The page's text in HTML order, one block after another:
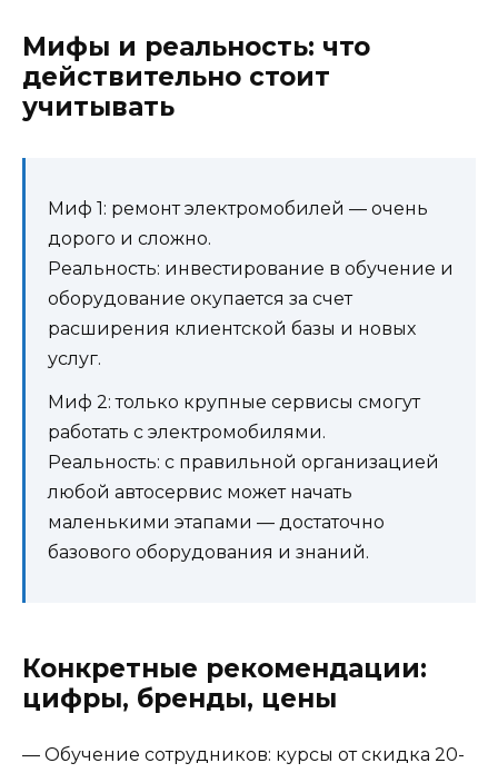
Мифы и реальность: что
действительно стоит
учитывать
Миф 1: ремонт электромобилей — очень
дорого и сложно.
Реальность: инвестирование в обучение и
оборудование окупается за счет
расширения клиентской базы и новых
услуг.
Миф 2: только крупные сервисы смогут
работать с электромобилями.
Реальность: с правильной организацией
любой автосервис может начать
маленькими этапами — достаточно
базового оборудования и знаний.
Конкретные рекомендации:
цифры, бренды, цены
— Обучение сотрудников: курсы от скидка 20-